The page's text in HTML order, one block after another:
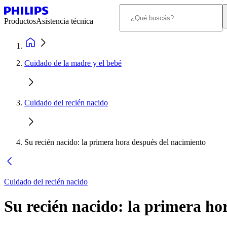
ProductosAsistencia técnica
Cuidado de la madre y el bebé
Cuidado del recién nacido
Su recién nacido: la primera hora después del nacimiento
Cuidado del recién nacido
Su recién nacido: la primera